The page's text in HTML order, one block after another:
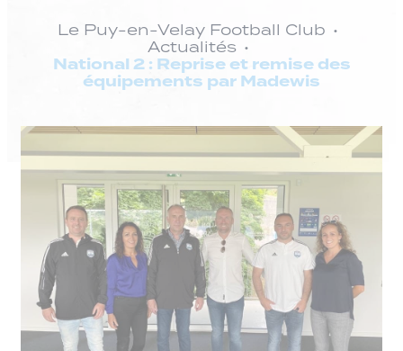
Le Puy-en-Velay Football Club
Actualités
National 2 : Reprise et remise des
équipements par Madewis